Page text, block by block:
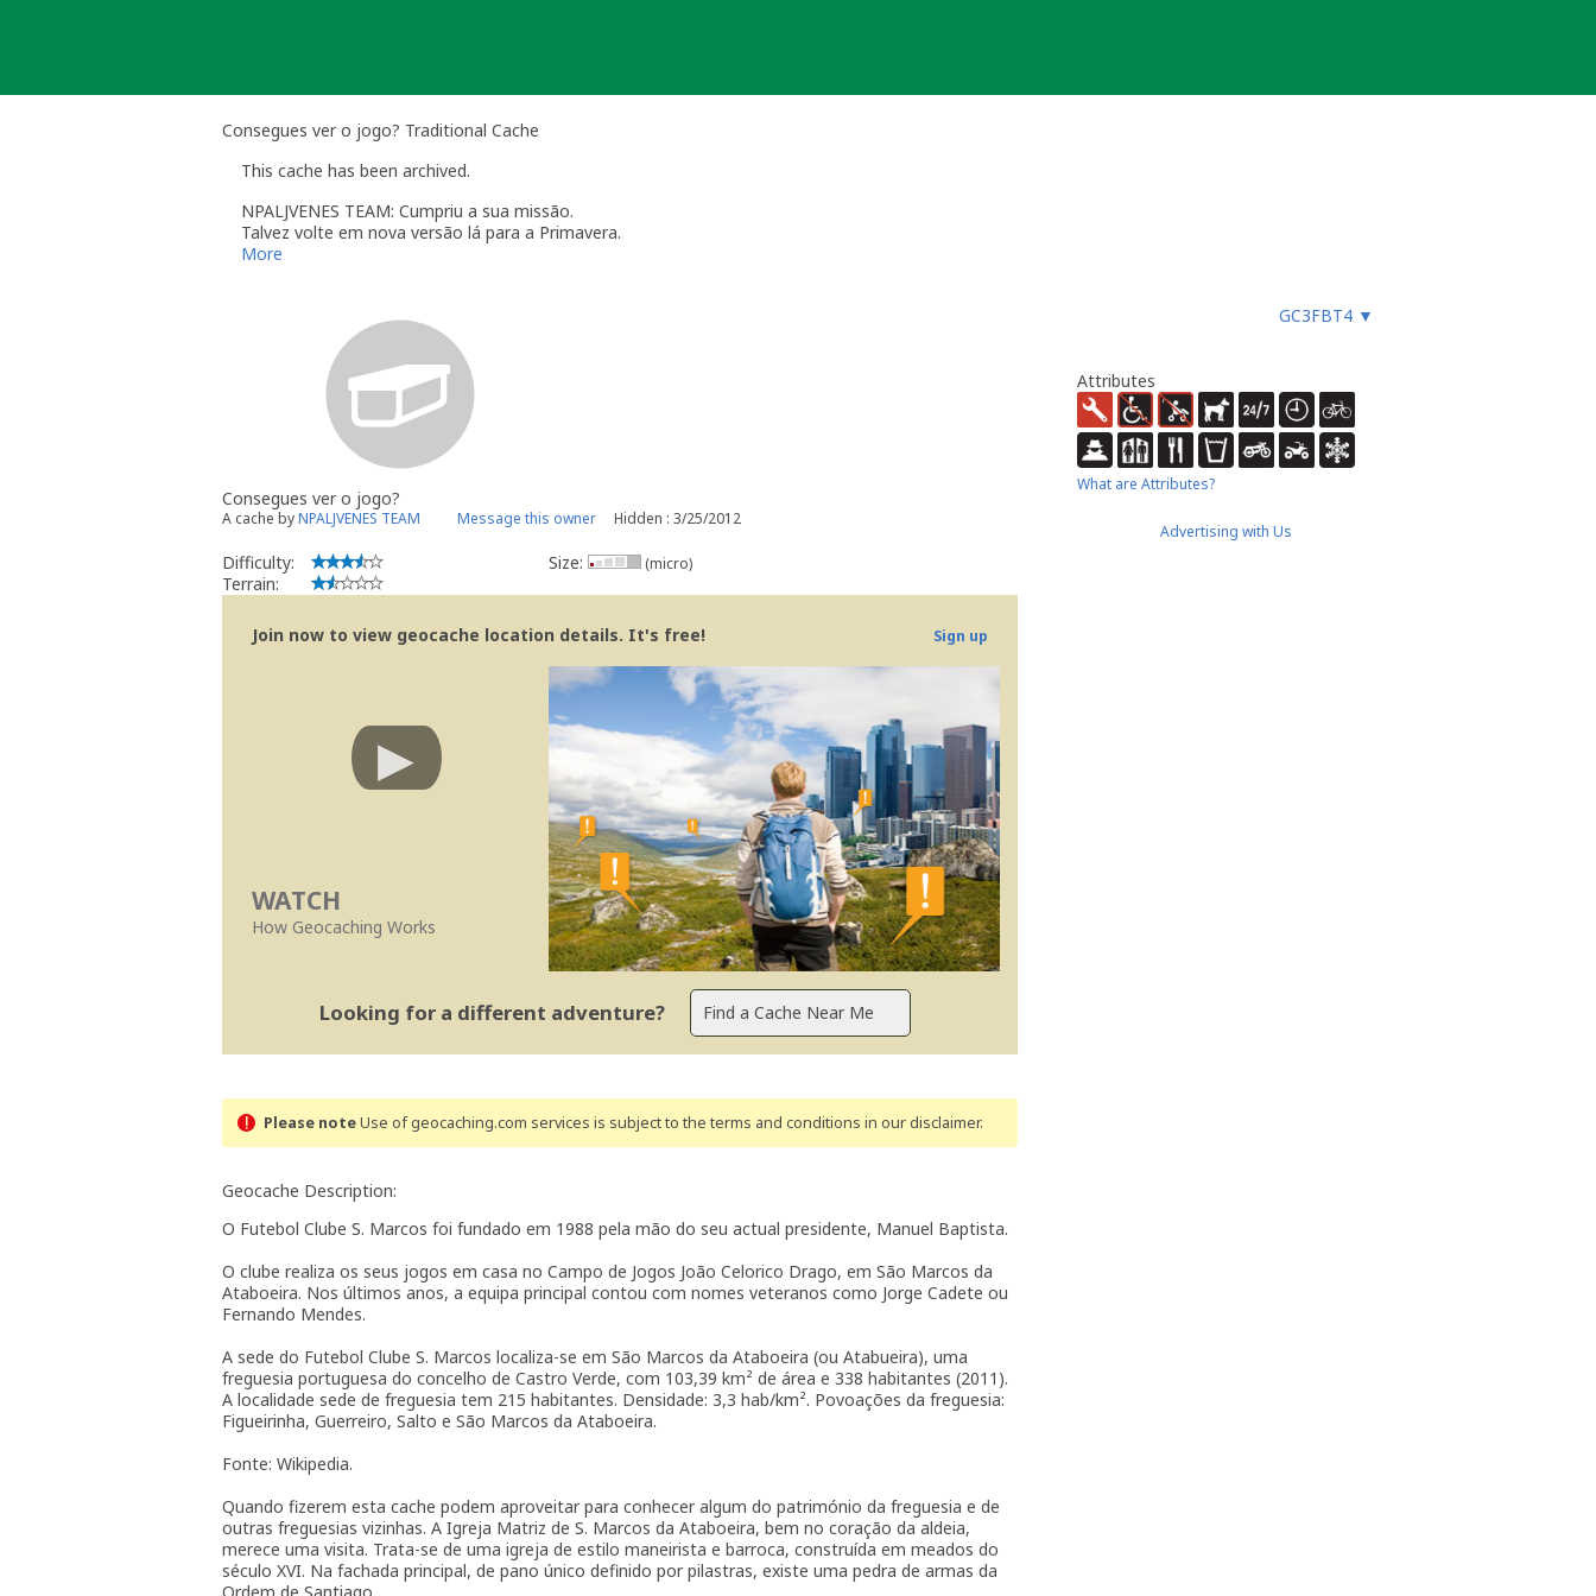
Consegues ver o jogo? Traditional Cache
This cache has been archived.
NPALJVENES TEAM: Cumpriu a sua missão.
Talvez volte em nova versão lá para a Primavera.
More
GC3FBT4 ▼
Consegues ver o jogo?
A cache byNPALJVENES TEAM Message this owner Hidden : 3/25/2012
Difficulty:
Terrain:
Size: (micro)
Join now to view geocache location details. It's free! Sign up
WATCH
How Geocaching Works
Looking for a different adventure?
Please noteUse of geocaching.com services is subject to the terms and conditions in our disclaimer.
Geocache Description:
O Futebol Clube S. Marcos foi fundado em 1988 pela mão do seu actual presidente, Manuel Baptista.
O clube realiza os seus jogos em casa no Campo de Jogos João Celorico Drago, em São Marcos da
Ataboeira. Nos últimos anos, a equipa principal contou com nomes veteranos como Jorge Cadete ou
Fernando Mendes.
A sede do Futebol Clube S. Marcos localiza-se em São Marcos da Ataboeira (ou Atabueira), uma
freguesia portuguesa do concelho de Castro Verde, com 103,39 km² de área e 338 habitantes (2011).
A localidade sede de freguesia tem 215 habitantes. Densidade: 3,3 hab/km². Povoações da freguesia:
Figueirinha, Guerreiro, Salto e São Marcos da Ataboeira.
Fonte: Wikipedia.
Quando fizerem esta cache podem aproveitar para conhecer algum do património da freguesia e de
outras freguesias vizinhas. A Igreja Matriz de S. Marcos da Ataboeira, bem no coração da aldeia,
merece uma visita. Trata-se de uma igreja de estilo maneirista e barroca, construída em meados do
século XVI. Na fachada principal, de pano único definido por pilastras, existe uma pedra de armas da
Attributes
What are Attributes?
Advertising with Us